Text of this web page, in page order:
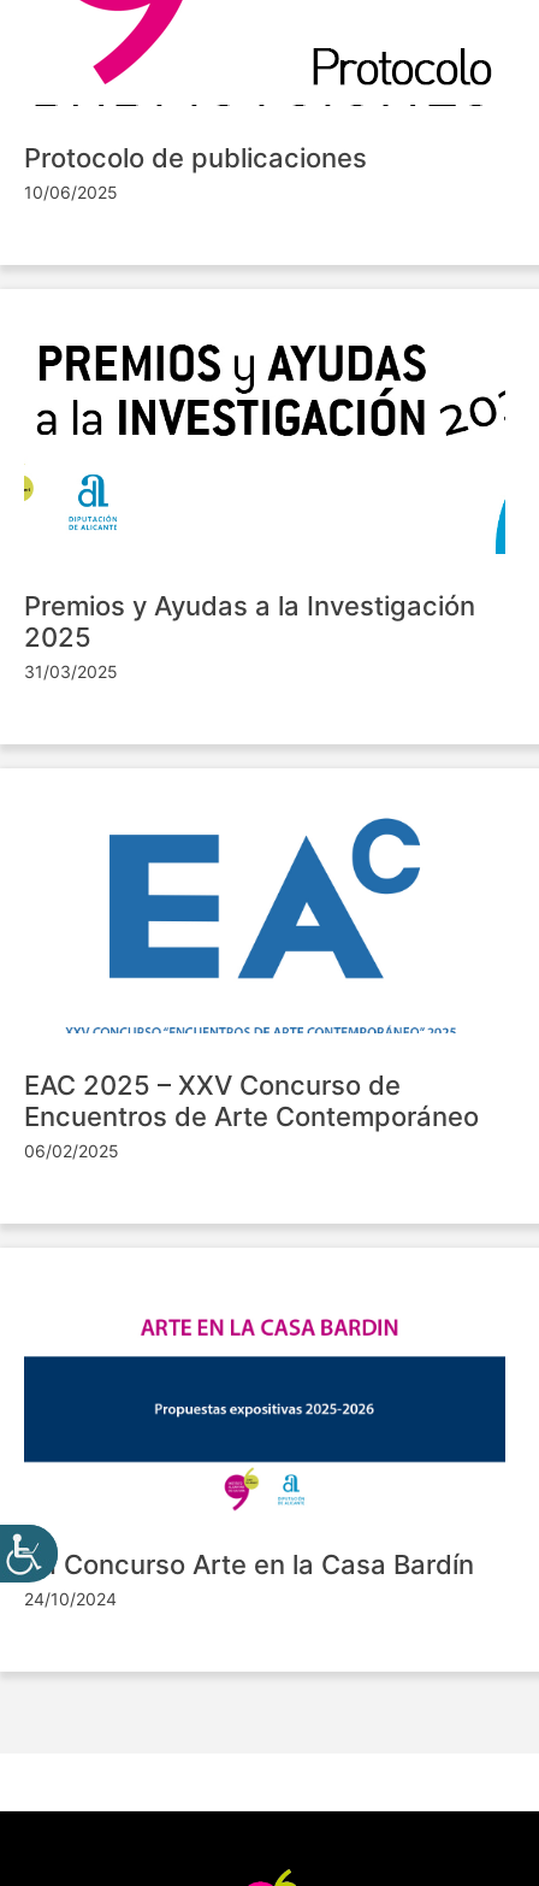
Protocolo de publicaciones
10/06/2025
Premios y Ayudas a la Investigación
2025
31/03/2025
EAC 2025 – XXV Concurso de
Encuentros de Arte Contemporáneo
06/02/2025
VII Concurso Arte en la Casa Bardín
24/10/2024